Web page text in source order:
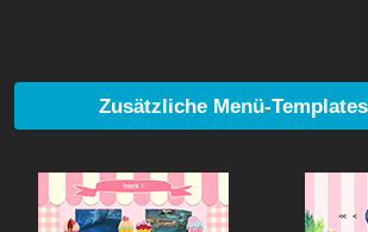
Zusätzliche Menü-